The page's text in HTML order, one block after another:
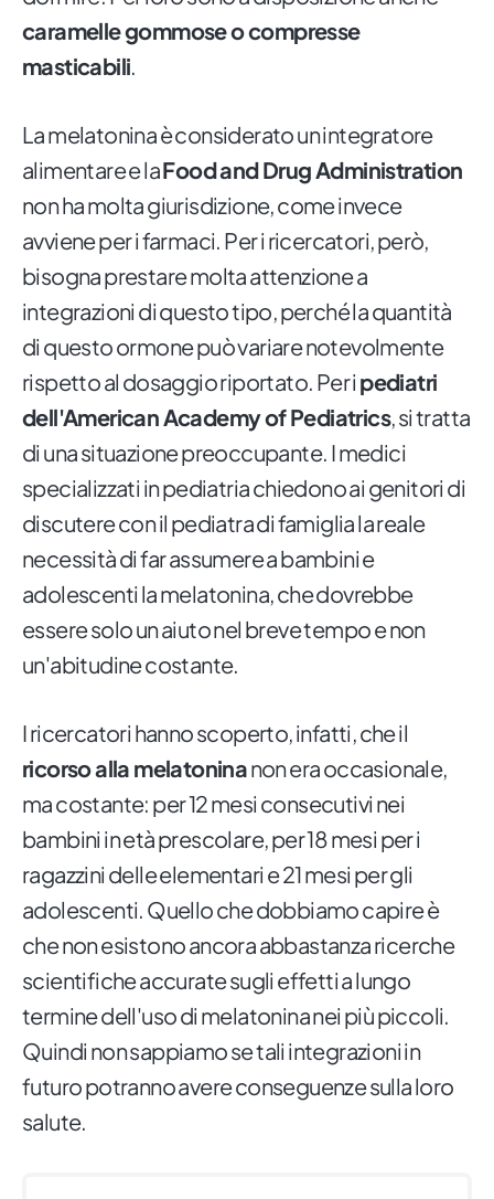
caramelle gommose o compresse
masticabili.
La melatonina è considerato un integratore
alimentare e laFood and Drug Administration
non ha molta giurisdizione, come invece
avviene per i farmaci. Per i ricercatori, però,
bisogna prestare molta attenzione a
integrazioni di questo tipo, perché la quantità
di questo ormone può variare notevolmente
rispetto al dosaggio riportato. Per i pediatri
dell'American Academy of Pediatrics, si tratta
di una situazione preoccupante. I medici
specializzati in pediatria chiedono ai genitori di
discutere con il pediatra di famiglia la reale
necessità di far assumere a bambini e
adolescenti la melatonina, che dovrebbe
essere solo un aiuto nel breve tempo e non
un'abitudine costante.
I ricercatori hanno scoperto, infatti, che il
ricorso alla melatoninanon era occasionale,
ma costante: per 12 mesi consecutivi nei
bambini in età prescolare, per 18 mesi per i
ragazzini delle elementari e 21 mesi per gli
adolescenti. Quello che dobbiamo capire è
che non esistono ancora abbastanza ricerche
scientifiche accurate sugli effetti a lungo
termine dell'uso di melatonina nei più piccoli.
Quindi non sappiamo se tali integrazioni in
futuro potranno avere conseguenze sulla loro
salute.